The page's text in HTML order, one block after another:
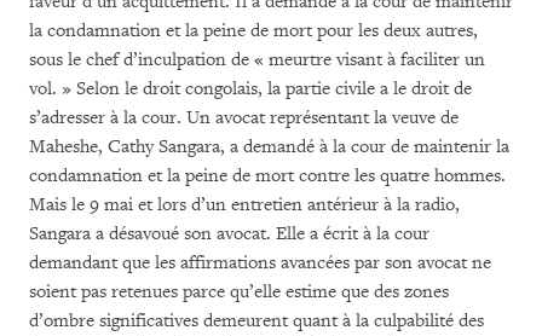
la condamnation et la peine de mort pour les deux autres,
sous le chef d’inculpation de « meurtre visant à faciliter un
vol. » Selon le droit congolais, la partie civile a le droit de
s’adresser à la cour. Un avocat représentant la veuve de
Maheshe, Cathy Sangara, a demandé à la cour de maintenir la
condamnation et la peine de mort contre les quatre hommes.
Mais le 9 mai et lors d’un entretien antérieur à la radio,
Sangara a désavoué son avocat. Elle a écrit à la cour
demandant que les affirmations avancées par son avocat ne
soient pas retenues parce qu’elle estime que des zones
d’ombre significatives demeurent quant à la culpabilité des